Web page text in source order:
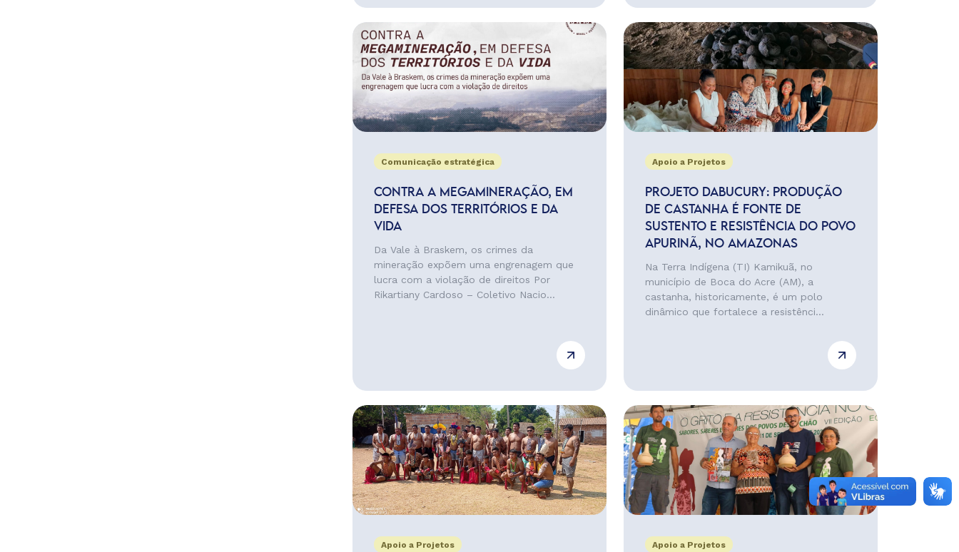
Comunicação estratégica
CONTRA A MEGAMINERAÇÃO, EM
DEFESA DOS TERRITÓRIOS E DA
VIDA
Da Vale à Braskem, os crimes da
mineração expõem uma engrenagem que
lucra com a violação de direitos Por
Rikartiany Cardoso – Coletivo Nacio...
Apoio a Projetos
PROJETO DABUCURY: PRODUÇÃO
DE CASTANHA É FONTE DE
SUSTENTO E RESISTÊNCIA DO POVO
APURINÃ, NO AMAZONAS
Na Terra Indígena (TI) Kamikuã, no
município de Boca do Acre (AM), a
castanha, historicamente, é um polo
dinâmico que fortalece a resistênci...
Apoio a Projetos Apoio a Projetos